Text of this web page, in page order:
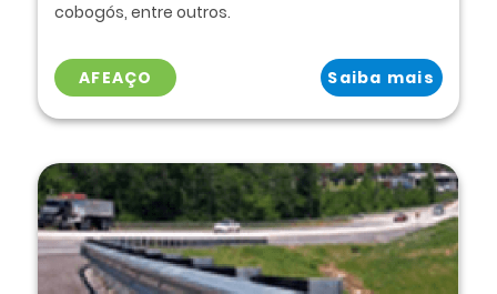
cobogós, entre outros.
AFEAÇO Saiba mais